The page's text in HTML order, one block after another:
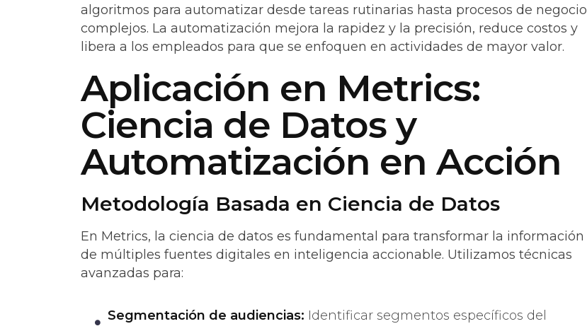
algoritmos para automatizar desde tareas rutinarias hasta procesos de negocio
complejos. La automatización mejora la rapidez y la precisión, reduce costos y
libera a los empleados para que se enfoquen en actividades de mayor valor.
Aplicación en Metrics:
Ciencia de Datos y
Automatización en Acción
Metodología Basada en Ciencia de Datos
En Metrics, la ciencia de datos es fundamental para transformar la información
de múltiples fuentes digitales en inteligencia accionable. Utilizamos técnicas
avanzadas para:
Segmentación de audiencias: Identificar segmentos específicos del